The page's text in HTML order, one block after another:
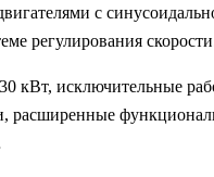
с
регулирования
кВт, исключительные
расширенные